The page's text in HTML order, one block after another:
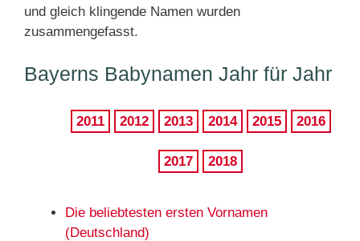
und gleich klingende Namen wurden
zusammengefasst.
Bayerns Babynamen Jahr für Jahr
2011 2012 2013 2014 2015 2016
2017 2018
Die beliebtesten ersten Vornamen
(Deutschland)